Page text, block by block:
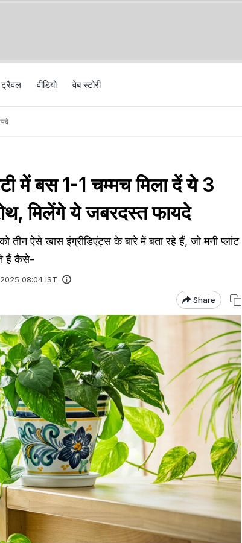
ट्रैवल वीड‍ियो वेब स्टोरी
में बस 1-1 चम्मच मिला दें ये 3
मिलेंगे ये जबरदस्त फायदे
ऐसे खास इंग्रीडिएंट्स के बारे में बता रहे हैं, जो मनी प्लांट
हैं कैसे-
2025 08:04 IST
Share